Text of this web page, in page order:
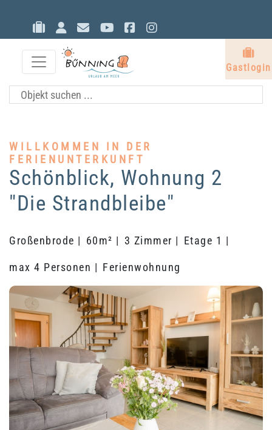
Gastlogin
Eigentümerlogin
KontaktYouTube
Facebook
Gastlogin
WILLKOMMEN IN DER
FERIENUNTERKUNFT
Schönblick, Wohnung 2
"Die Strandbleibe"
Großenbrode | 60m² | 3 Zimmer | Etage 1 |
max 4 Personen | Ferienwohnung